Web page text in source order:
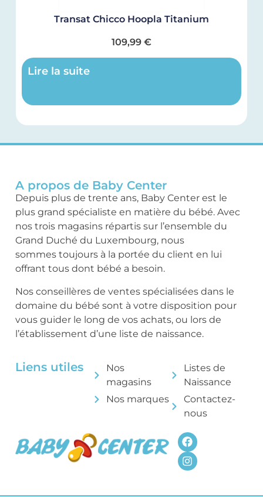
Transat Chicco Hoopla Titanium
109,99 €
Lire la suite
A propos de Baby Center
Depuis plus de trente ans, Baby Center est le
plus grand spécialiste en matière du bébé. Avec
nos trois magasins répartis sur l’ensemble du
Grand Duché du Luxembourg, nous
sommes toujours à la portée du client en lui
offrant tous dont bébé a besoin.
Nos conseillères de ventes spécialisées dans le
domaine du bébé sont à votre disposition pour
vous guider le long de vos achats, ou lors de
l’établissement d’une liste de naissance.
Liens utiles
Nos
magasins
Nos marques
Listes de
Naissance
Contactez-
nous